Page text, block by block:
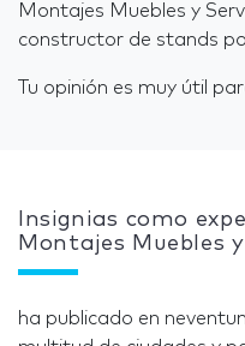
Montajes Muebles y
constructor de stands
Tu opinión es muy útil
Insignias como
Montajes Muebles
ha publicado en